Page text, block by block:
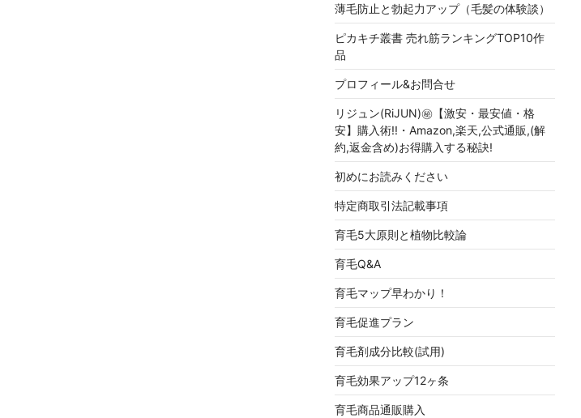
薄毛防止と勃起力アップ（毛髪の体験談）
ピカキチ叢書 売れ筋ランキングTOP10作
品
プロフィール&お問合せ
リジュン(RiJUN)㊙【激安・最安値・格
安】購入術!!・Amazon,楽天,公式通販,(解
約,返金含め)お得購入する秘訣!
初めにお読みください
特定商取引法記載事項
育毛5大原則と植物比較論
育毛Q&A
育毛マップ早わかり！
育毛促進プラン
育毛剤成分比較(試用)
育毛効果アップ12ヶ条
育毛商品通販購入